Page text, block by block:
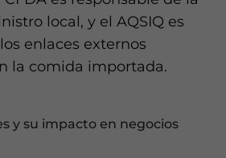
local, y el AQSIQ es
enlaces externos
la comida importada.
y su impacto en negocios